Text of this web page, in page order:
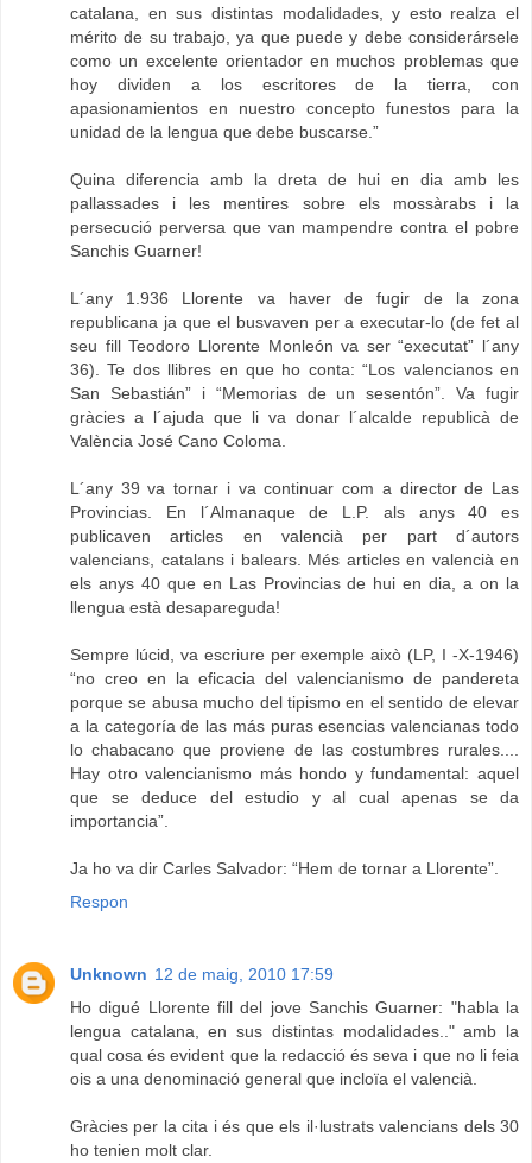
catalana, en sus distintas modalidades, y esto realza el
mérito de su trabajo, ya que puede y debe considerársele
como un excelente orientador en muchos problemas que
hoy dividen a los escritores de la tierra, con
apasionamientos en nuestro concepto funestos para la
unidad de la lengua que debe buscarse.”
Quina diferencia amb la dreta de hui en dia amb les
pallassades i les mentires sobre els mossàrabs i la
persecució perversa que van mampendre contra el pobre
Sanchis Guarner!
L´any 1.936 Llorente va haver de fugir de la zona
republicana ja que el busvaven per a executar-lo (de fet al
seu fill Teodoro Llorente Monleón va ser “executat” l´any
36). Te dos llibres en que ho conta: “Los valencianos en
San Sebastián” i “Memorias de un sesentón”. Va fugir
gràcies a l´ajuda que li va donar l´alcalde republicà de
València José Cano Coloma.
L´any 39 va tornar i va continuar com a director de Las
Provincias. En l´Almanaque de L.P. als anys 40 es
publicaven articles en valencià per part d´autors
valencians, catalans i balears. Més articles en valencià en
els anys 40 que en Las Provincias de hui en dia, a on la
llengua està desapareguda!
Sempre lúcid, va escriure per exemple això (LP, I -X-1946)
“no creo en la eficacia del valencianismo de pandereta
porque se abusa mucho del tipismo en el sentido de elevar
a la categoría de las más puras esencias valencianas todo
lo chabacano que proviene de las costumbres rurales....
Hay otro valencianismo más hondo y fundamental: aquel
que se deduce del estudio y al cual apenas se da
importancia”.
Ja ho va dir Carles Salvador: “Hem de tornar a Llorente”.
Respon
Unknown 12 de maig, 2010 17:59
Ho digué Llorente fill del jove Sanchis Guarner: "habla la
lengua catalana, en sus distintas modalidades.." amb la
qual cosa és evident que la redacció és seva i que no li feia
ois a una denominació general que incloïa el valencià.
Gràcies per la cita i és que els il·lustrats valencians dels 30
ho tenien molt clar.